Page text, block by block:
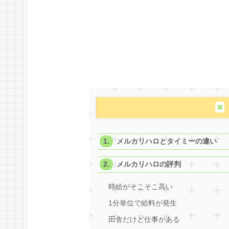
メルカリハロとタイミーの違い
メルカリハロの評判
時給がそこそこ高い
1分単位で給料が発生
田舎だけど仕事がある